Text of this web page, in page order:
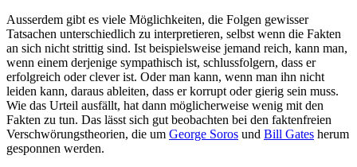
Ausserdem gibt es viele Möglichkeiten, die Folgen gewisser
Tatsachen unterschiedlich zu interpretieren, selbst wenn die Fakten
an sich nicht strittig sind. Ist beispielsweise jemand reich, kann man,
wenn einem derjenige sympathisch ist, schlussfolgern, dass er
erfolgreich oder clever ist. Oder man kann, wenn man ihn nicht
leiden kann, daraus ableiten, dass er korrupt oder gierig sein muss.
Wie das Urteil ausfällt, hat dann möglicherweise wenig mit den
Fakten zu tun. Das lässt sich gut beobachten bei den faktenfreien
Verschwörungstheorien, die um George Soros und Bill Gates herum
gesponnen werden.